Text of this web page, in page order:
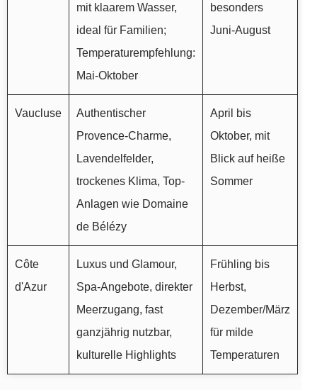
mit klaarem Wasser,
ideal für Familien;
Temperaturempfehlung:
Mai-Oktober
besonders
Juni-August
Vaucluse
Authentischer
Provence-Charme,
Lavendelfelder,
trockenes Klima, Top-
Anlagen wie Domaine
de Bélézy
April bis
Oktober, mit
Blick auf heiße
Sommer
Côte
d'Azur
Luxus und Glamour,
Spa-Angebote, direkter
Meerzugang, fast
ganzjährig nutzbar,
kulturelle Highlights
Frühling bis
Herbst,
Dezember/März
für milde
Temperaturen